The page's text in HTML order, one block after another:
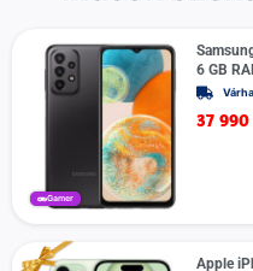
Gamer
6 GB
37 990
Apple